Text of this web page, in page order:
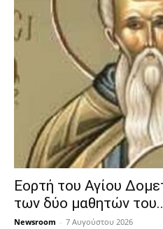
Εορτή του Αγίου
των δύο μαθητών
Newsroom - 7 Αυγούστου 2026